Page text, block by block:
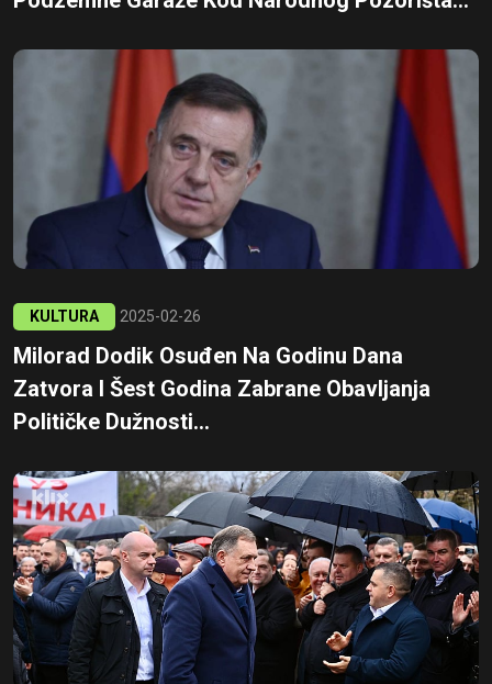
KULTURA 2025-02-26
Milorad Dodik Osuđen Na Godinu Dana
Zatvora I Šest Godina Zabrane Obavljanja
Političke Dužnosti...